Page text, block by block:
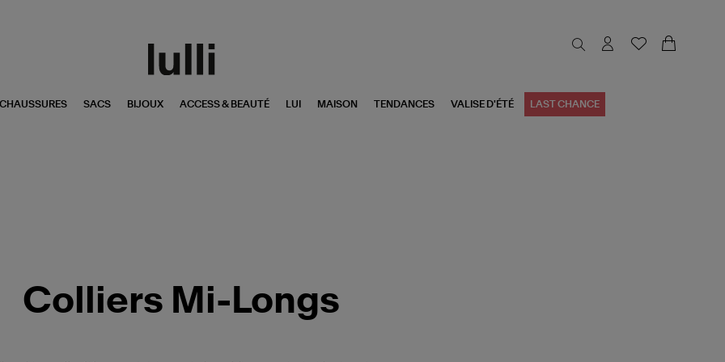
CHAUSSURES SACS BIJOUX ACCESS & BEAUTÉ LUI MAISON TENDANCES VALISE D'ÉTÉ LAST CHANCE
Colliers Mi-Longs